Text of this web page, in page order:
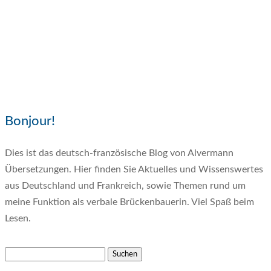
Bonjour!
Dies ist das deutsch-französische Blog von Alvermann
Übersetzungen. Hier finden Sie Aktuelles und Wissenswertes
aus Deutschland und Frankreich, sowie Themen rund um
meine Funktion als verbale Brückenbauerin. Viel Spaß beim
Lesen.